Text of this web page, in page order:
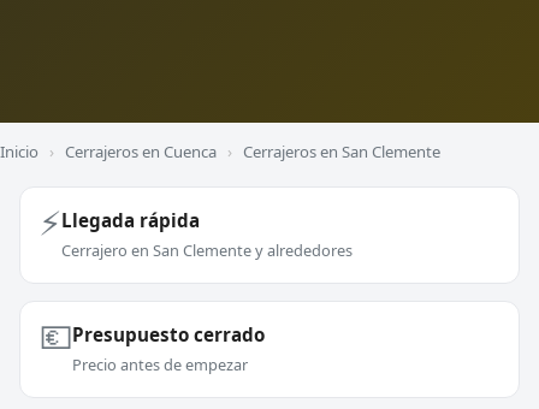
Inicio › Cerrajeros en Cuenca › Cerrajeros en San Clemente
⚡Llegada rápida
Cerrajero en San Clemente y alrededores
💶Presupuesto cerrado
Precio antes de empezar